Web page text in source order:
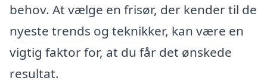
behov. At vælge en frisør, der kender til de
nyeste trends og teknikker, kan være en
vigtig faktor for, at du får det ønskede
resultat.